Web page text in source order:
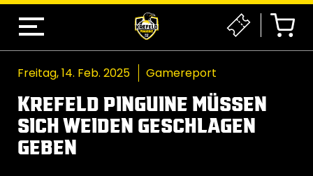
Freitag, 14. Feb. 2025 Gamereport
KREFELD PINGUINE MÜSSEN
SICH WEIDEN GESCHLAGEN
GEBEN